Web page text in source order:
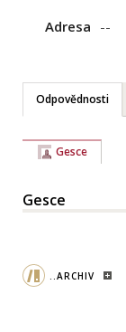
Adresa --
Odpovědnosti
Gesce
Gesce
..ARCHIV